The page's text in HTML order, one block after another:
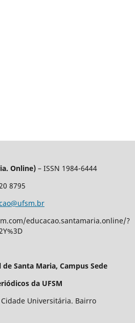
Online) – ISSN 1984-6444
8795
educacao.santamaria.online/?
Santa Maria, Campus Sede
da UFSM
Cidade Universitária. Bairro